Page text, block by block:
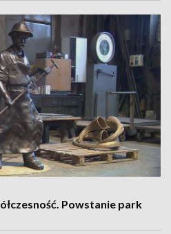
Powstanie park